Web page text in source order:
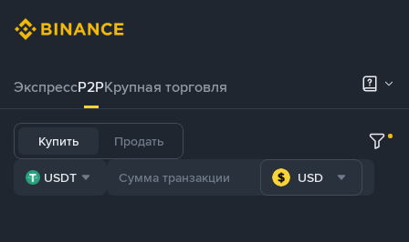
ЭкспрессP2PКрупная торговля
Купить Продать
USDT USD